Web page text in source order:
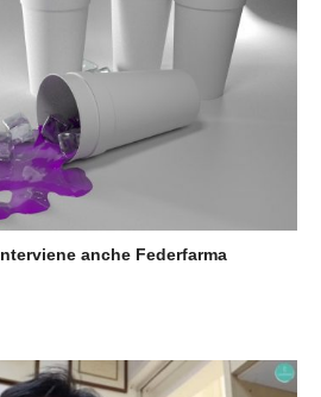
anche Federfarma